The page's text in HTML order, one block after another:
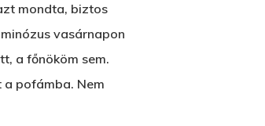
mondta, biztos
vasárnapon
a főnököm sem.
pofámba. Nem
About Salient
The Castle